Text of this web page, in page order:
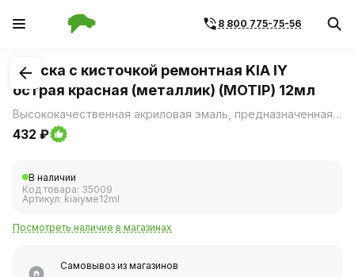
8 800 775-75-56
1/1
Краска с кисточкой ремонтная KIA IY
острая красная (металлик) (MOTIP) 12мл
Высококачественная акриловая эмаль, предназначенная для ремонта сколов и царапин на лакокрасочном покрытии автомобиля.
432 ₽
В наличии
Код товара: 35009
Артикул: kiaiyме12ml
Посмотреть наличие в магазинах
Самовывоз из магазинов